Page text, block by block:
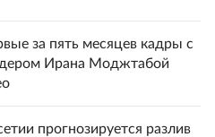
за пять месяцев кадры с
Ирана Моджтабой
прогнозируется разлив